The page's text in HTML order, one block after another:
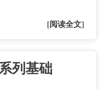
[阅读全文]
列基础